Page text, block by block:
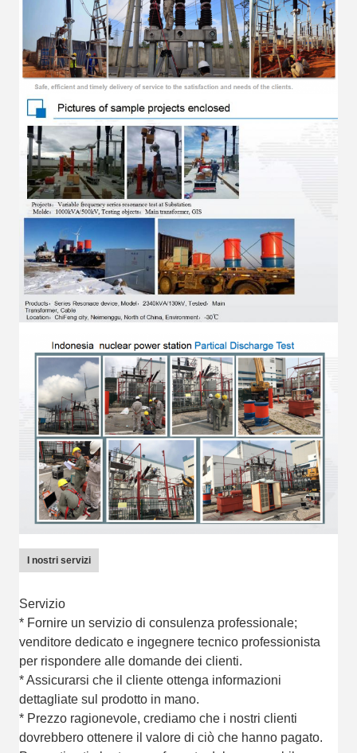
I nostri servizi
Servizio
* Fornire un servizio di consulenza professionale;
venditore dedicato e ingegnere tecnico professionista
per rispondere alle domande dei clienti.
* Assicurarsi che il cliente ottenga informazioni
dettagliate sul prodotto in mano.
* Prezzo ragionevole, crediamo che i nostri clienti
dovrebbero ottenere il valore di ciò che hanno pagato.